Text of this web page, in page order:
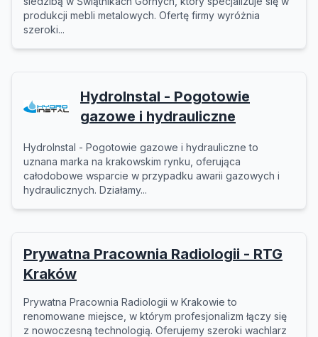
produkcji mebli metalowych. Ofertę firmy wyróżnia
szeroki...
HydroInstal - Pogotowie
gazowe i hydrauliczne
HydroInstal - Pogotowie gazowe i hydrauliczne to
uznana marka na krakowskim rynku, oferująca
całodobowe wsparcie w przypadku awarii gazowych i
hydraulicznych. Działamy...
Prywatna Pracownia Radiologii - RTG
Kraków
Prywatna Pracownia Radiologii w Krakowie to
renomowane miejsce, w którym profesjonalizm łączy się
z nowoczesną technologią. Oferujemy szeroki wachlarz